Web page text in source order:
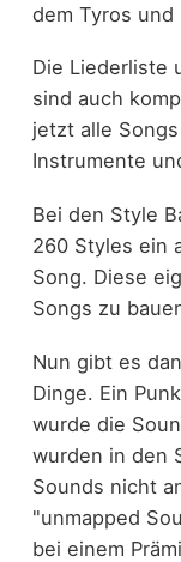
dem Tyros und
Die Liederliste
sind auch
jetzt alle
Instrumente
Bei den Style
260 Styles ein
Song. Diese
Songs zu
Nun gibt es
Dinge. Ein
wurde die
wurden in den
Sounds nicht
"unmapped
bei einem